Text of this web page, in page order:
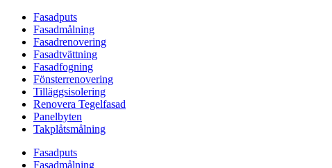
Fasadputs
Fasadmålning
Fasadrenovering
Fasadtvättning
Fasadfogning
Fönsterrenovering
Tilläggsisolering
Renovera Tegelfasad
Panelbyten
Takplåtsmålning
Fasadputs
Fasadmålning